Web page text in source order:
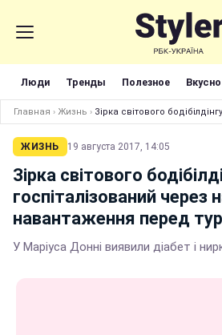
Люди Тренды Полезное Вкусно
Главная › Жизнь › Зірка світового
ЖИЗНЬ 19 августа 2017, 14:05
Зірка світового
госпіталізований через
навантаження перед
У Маріуса Донні виявили діабет і